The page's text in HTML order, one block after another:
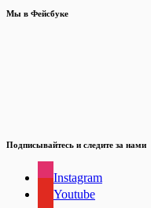
Мы в Фейсбуке
Подписывайтесь и следите за нами
Instagram
Youtube